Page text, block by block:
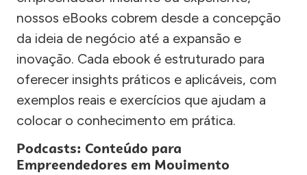
nossos eBooks cobrem desde a concepção
da ideia de negócio até a expansão e
inovação. Cada ebook é estruturado para
oferecer insights práticos e aplicáveis, com
exemplos reais e exercícios que ajudam a
colocar o conhecimento em prática.
Podcasts: Conteúdo para
Empreendedores em Movimento